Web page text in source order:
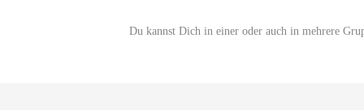
Du kannst Dich in einer oder auch in mehrere